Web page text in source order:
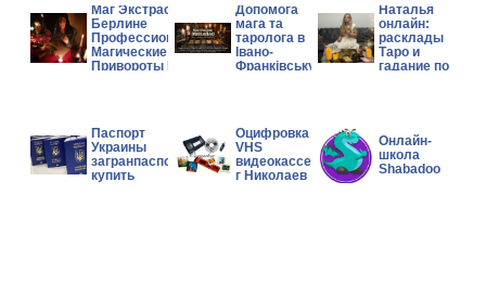
Маг Экстрасенс в
Берлине
Профессиональные
Магические Услуги
Привороты Гадание
Допомога
мага та
таролога в
Івано-
Франківську.
Наталья
онлайн:
расклады
Таро и
гадание по
Паспорт
Украины
загранпаспорт
купить
Оцифровка
VHS
видеокассет
г Николаев
Онлайн-
школа
Shabadoo